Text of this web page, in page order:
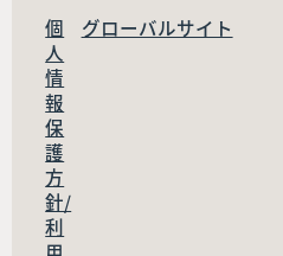
個
人
情
報
保
護
方
針/
利
グローバルサイト